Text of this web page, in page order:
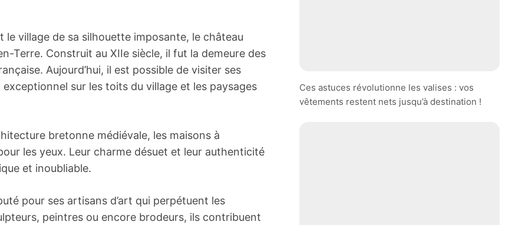
le village de sa silhouette imposante, le château
Terre. Construit au XIIe siècle, il fut la demeure des
Aujourd’hui, il est possible de visiter ses
sur les toits du village et les paysages
bretonne médiévale, les maisons à
les yeux. Leur charme désuet et leur authenticité
et inoubliable.
pour ses artisans d’art qui perpétuent les
peintres ou encore brodeurs, ils contribuent
Ces astuces révolutionne les valises : vos
vêtements restent nets jusqu’à destination !